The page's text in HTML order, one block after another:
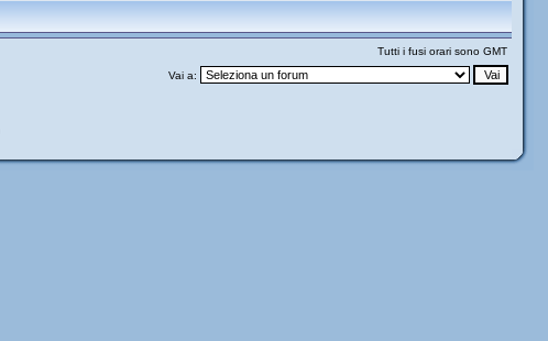
Tutti i fusi orari sono GMT
Vai a: